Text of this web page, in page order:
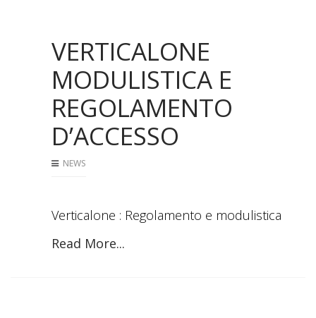
VERTICALONE
MODULISTICA E
REGOLAMENTO
D’ACCESSO
NEWS
Verticalone : Regolamento e modulistica
Read More...